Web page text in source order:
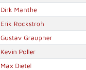
Dirk Manthe
Erik Rockstroh
Gustav Graupner
Kevin Poller
Max Dietel